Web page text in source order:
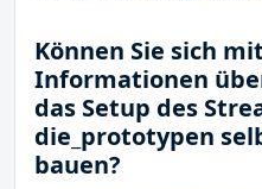
Können Sie sich
Informationen
das Setup des
die_prototypen
bauen?